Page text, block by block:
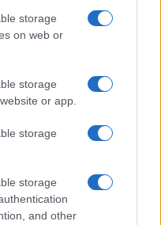
storage
on web or
storage
or app.
storage
storage
and other
di Trevi restituita ai
de La Casa di
di Trevi